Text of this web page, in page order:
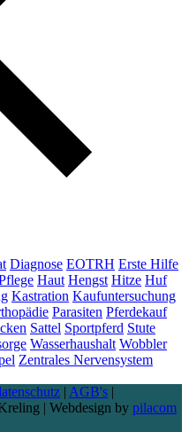
Diagnose EOTRH Erste Hilfe
Haut Hengst Hitze Huf
Kastration Kaufuntersuchung
Parasiten Pferdekauf
Sattel Sportpferd Stute
Wasserhaushalt Wobbler
Zentrales Nervensystem
| AGB's |
| Webdesign by pilacom